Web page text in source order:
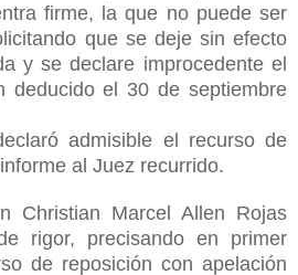
firme, la que no puede ser
que se deje sin efecto
y se declare improcedente el
deducido el 30 de septiembre
admisible el recurso de
al Juez recurrido.
Christian Marcel Allen Rojas
rigor, precisando en primer
de reposición con apelación